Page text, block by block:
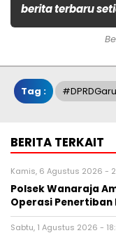
berita terbaru
Tag :
BERITA TERKAIT
Kamis, 6 Agustus 2026 -
Polsek Wanaraja
Operasi Penertiban
Sabtu, 1 Agustus 2026 -